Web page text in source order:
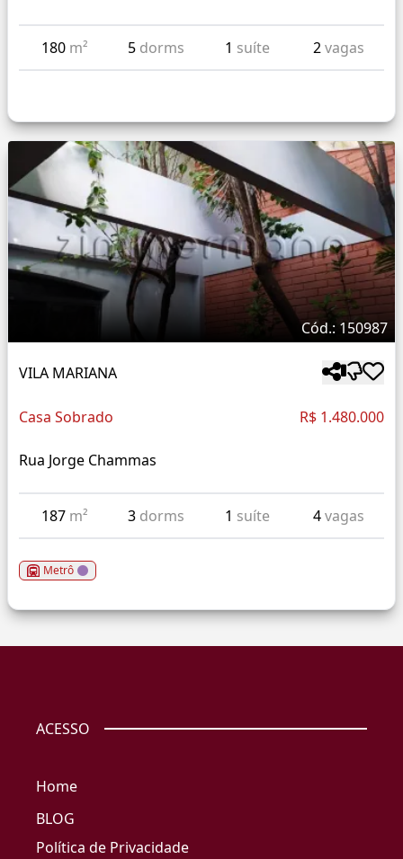
180 m² 5 dorms 1 suíte 2vagas
Cód.: 150987
VILA MARIANA
Casa Sobrado R$ 1.480.000
Rua Jorge Chammas
187 m² 3 dorms 1 suíte 4vagas
Metrô
ACESSO
Home
BLOG
Política de Privacidade